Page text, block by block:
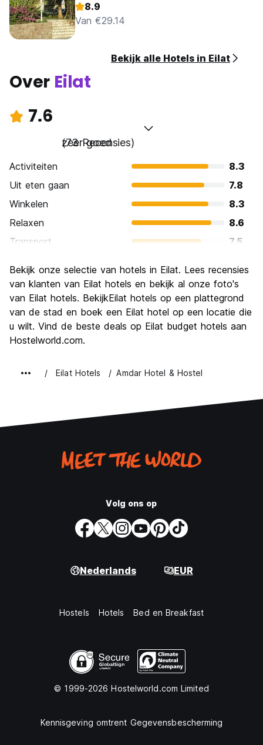
8.9
Van €29.14
Bekijk alle Hotels in Eilat
Over Eilat
7.6
zeer goed
(73 Recensies)
Activiteiten
8.3
Uit eten gaan
7.8
Winkelen
8.3
Relaxen
8.6
Transport
7.5
Cultuur
6.2
Uitgaan
7.9
Waarde voor uw geld
7.0
Bekijk onze selectie van hotels in Eilat. Lees recensies
van klanten van Eilat hotels en bekijk al onze foto's
van Eilat hotels. BekijkEilat hotels op een plattegrond
van de stad en boek een Eilat hotel op een locatie die
u wilt. Vind de beste deals op Eilat budget hotels aan
Hostelworld.com.
Eilat Hotels Amdar Hotel & Hostel
Volg ons op
Nederlands EUR
Hostels Hotels Bed en Breakfast
© 1999-2026 Hostelworld.com Limited
Kennisgeving omtrent Gegevensbescherming